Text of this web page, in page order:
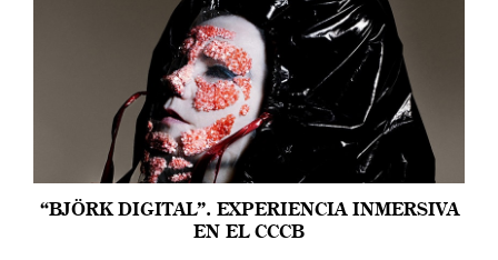
“BJÖRK DIGITAL”. EXPERIENCIA INMERSIVA
EN EL CCCB